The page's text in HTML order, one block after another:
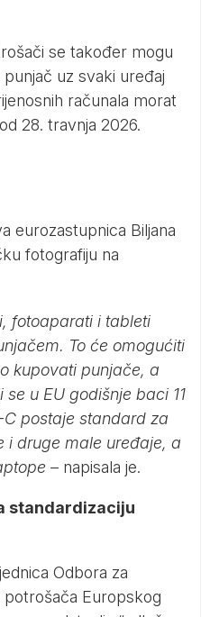
se također mogu
uz svaki uređaj
računala morat
28. travnja 2026.
eurozastupnica Biljana
fotografiju na
fotoaparati i tableti
To će omogućiti
kupovati punjače, a
u EU godišnje baci 11
postaje standard za
i druge male uređaje, a
– napisala je.
standardizaciju
Odbora za
Europskog